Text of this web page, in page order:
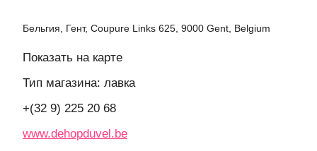
Бельгия, Гент, Coupure Links 625, 9000 Gent, Belgium
Показать на карте
Тип магазина: лавка
+(32 9) 225 20 68
www.dehopduvel.be